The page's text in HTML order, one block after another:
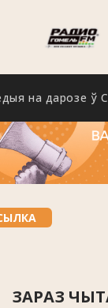
дарозе ў
ЗАРАЗ